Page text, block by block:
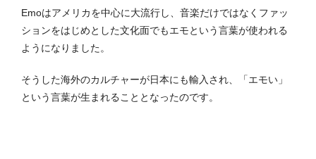
Emoはアメリカを中心に大流行し、音楽だけではなくファッ
ションをはじめとした文化面でもエモという言葉が使われる
ようになりました。
そうした海外のカルチャーが日本にも輸入され、「エモい」
という言葉が生まれることとなったのです。